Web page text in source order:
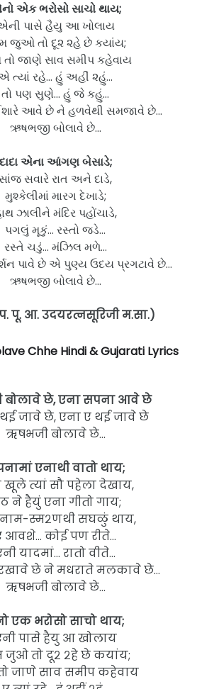
એક ભરોસો સાચો થાય;
પાસે હૈયુ આ ખોલાય
જુઓ તો દૂ૨ ૨હે છે કયાંય;
જાણે સાવ સમીપ કહેવાય
ત્યાં રહે… હું અહીં ૨હું…
તો પણ સુણે… હું જે કહું…
આવે છે ને હળવેથી સમજાવે છે…
ઋષભજી બોલાવે છે…
દાદા એના આંગણ બેસાડે;
સવારે રાત અને દાડે,
મુશ્કેલીમાં મારગ દેખાડે;
ઝાલીને મંદિર પહોંચાડે,
પગલું મૂકું… રસ્તો જડે…
રસ્તે ચડું… મંઝિલ મળે…
પાવે છે એ પુણ્ય ઉદય પ્રગટાવે છે…
ઋષભજી બોલાવે છે…
पू. आ. उदयरत्नसूरिजी म.सा.)
Chhe Hindi & Gujarati Lyrics
छे, एना सपना आवे छे
जावे छे, एना ए थई जावे छे
ऋषभजी बोलावे छे…
एनाथी वातो थाय;
त्यां सौ पहेला देखाय,
ने हैयुं एना गीतो गाय;
स्म२णथी सघळुं थाय,
आवशे… कोई पण रीते…
यादमां… रातो वीते…
छे ने मधराते मलकावे छे…
ऋषभजी बोलावे छे…
एक भरोसो साचो थाय;
पासे हैयु आ खोलाय
तो दू२ २हे छे कयांय;
जाणे साव समीप कहेवाय